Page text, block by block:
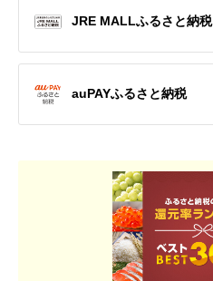
JRE MALLふるさと納税
auPAYふるさと納税